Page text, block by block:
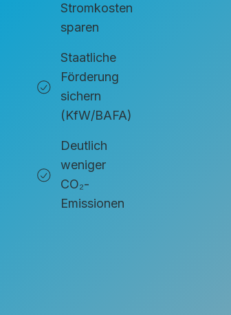
Stromkosten
sparen
Staatliche
Förderung
sichern
(KfW/BAFA)
Deutlich
weniger
CO₂-
Emissionen